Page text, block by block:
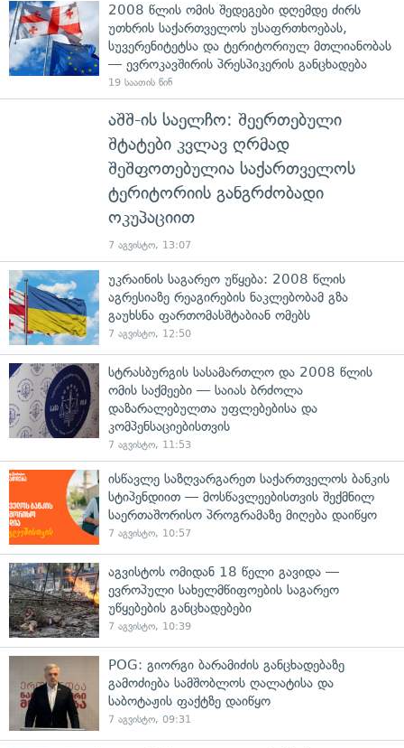
2008 წლის ომის შედეგები დღემდე ძირს
უთხრის საქართველოს უსაფრთხოებას,
სუვერენიტეტსა და ტერიტორიულ მთლიანობას
— ევროკავშირის პრესპიკერის განცხადება
19 საათის წინ
აშშ-ის საელჩო: შეერთებული
შტატები კვლავ ღრმად
შეშფოთებულია საქართველოს
ტერიტორიის განგრძობადი
ოკუპაციით
7 აგვისტო, 13:07
უკრაინის საგარეო უწყება: 2008 წლის
აგრესიაზე რეაგირების ნაკლებობამ გზა
გაუხსნა ფართომასშტაბიან ომებს
7 აგვისტო, 12:50
სტრასბურგის სასამართლო და 2008 წლის
ომის საქმეები — საიას ბრძოლა
დაზარალებულთა უფლებებისა და
კომპენსაციებისთვის
7 აგვისტო, 11:53
ისწავლე საზღვარგარეთ საქართველოს ბანკის
სტიპენდიით — მოსწავლეებისთვის შექმნილ
საერთაშორისო პროგრამაზე მიღება დაიწყო
7 აგვისტო, 10:57
აგვისტოს ომიდან 18 წელი გავიდა —
ევროპული სახელმწიფოების საგარეო
უწყებების განცხადებები
7 აგვისტო, 10:39
POG: გიორგი ბარამიძის განცხადებაზე
გამოძიება სამშობლოს ღალატისა და
საბოტაჟის ფაქტზე დაიწყო
7 აგვისტო, 09:31